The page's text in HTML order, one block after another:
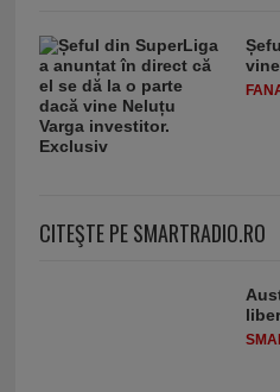
CITEŞTE PE SMARTRADIO.RO